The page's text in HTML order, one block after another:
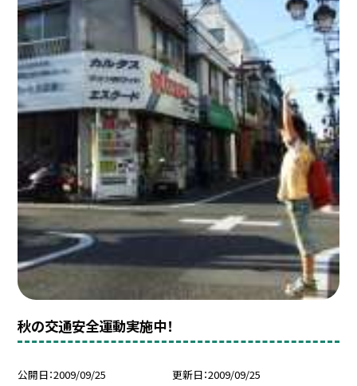
秋の交通安全運動実施中！
公開日 2009/09/25 更新日 2009/09/25